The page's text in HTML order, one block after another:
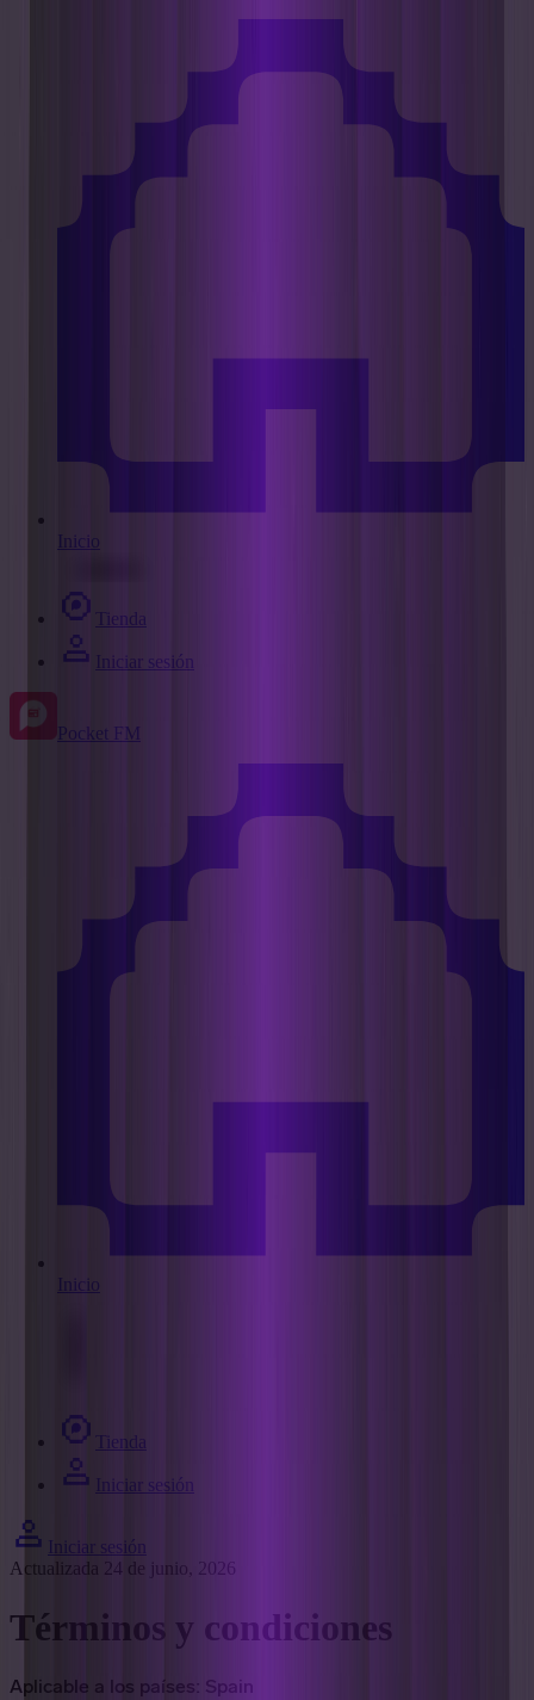
Inicio
Tienda
Iniciar sesión
Pocket FM
Inicio
Tienda
Iniciar sesión
Iniciar sesión
Actualizada 24 de junio, 2026
Términos y condiciones
Aplicable a los países: Spain